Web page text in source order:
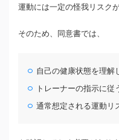
運動には一定の怪我リスク
そのため、同意書では、
自己の健康状態を理解
トレーナーの指示に従
通常想定される運動リ